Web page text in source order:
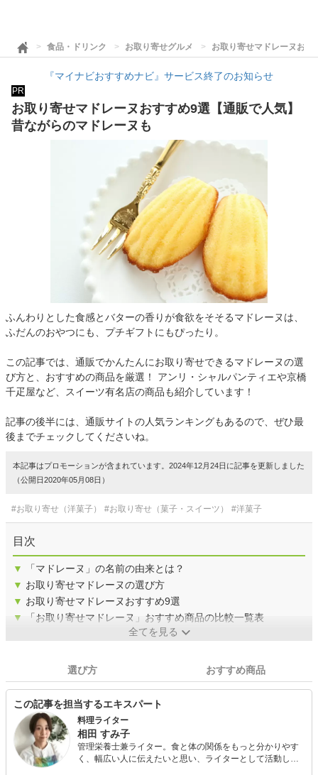
食品・ドリンク お取り寄せグルメ お取り寄せマドレーヌお
『マイナビおすすめナビ』サービス終了のお知らせ
PR
お取り寄せマドレーヌおすすめ9選【通販で人気】
昔ながらのマドレーヌも
ふんわりとした食感とバターの香りが食欲をそそるマドレーヌは、
ふだんのおやつにも、プチギフトにもぴったり。
この記事では、通販でかんたんにお取り寄せできるマドレーヌの選
び方と、おすすめの商品を厳選！ アンリ・シャルパンティエや京橋
千疋屋など、スイーツ有名店の商品も紹介しています！
記事の後半には、通販サイトの人気ランキングもあるので、ぜひ最
後までチェックしてくださいね。
本記事はプロモーションが含まれています。2024年12月24日に記事を更新しました
（公開日2020年05月08日）
#お取り寄せ（洋菓子） #お取り寄せ（菓子・スイーツ） #洋菓子
目次
▼
「マドレーヌ」の名前の由来とは？
▼ お取り寄せマドレーヌの選び方
▼ お取り寄せマドレーヌおすすめ9選
▼
「お取り寄せマドレーヌ」おすすめ商品の比較一覧表
全てを見る
選び方 おすすめ商品
この記事を担当するエキスパート
料理ライター
相田 すみ子
管理栄養士兼ライター。食と体の関係をもっと分かりやす
く、幅広い人に伝えたいと思い、ライターとして活動して